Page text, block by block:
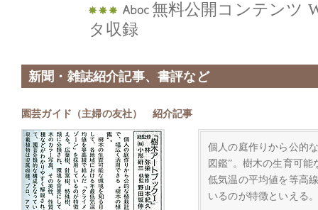
無料公開コンテンツ
タ収録
新聞・雑誌紹介記事、書評など
園芸ガイド（主婦の友社） 紹介記事
個人の庭作りから公的
図鑑”。樹木の生育可
低気温の平均値を等高
いるのが特徴といえる